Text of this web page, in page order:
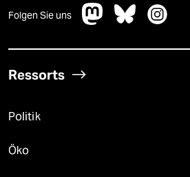
Folgen Sie uns
Ressorts
Politik
Öko